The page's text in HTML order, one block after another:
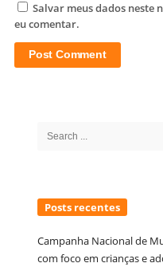
Salvar meus dados neste
eu comentar.
Search
Posts recentes
Campanha Nacional de
com foco em crianças e